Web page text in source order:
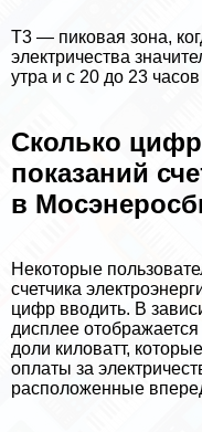
Т3 — пиковая зона,
электричества
утра и с 20 до 23
Сколько
показаний
в
Некоторые
счетчика
цифр вводить. В
дисплее
доли киловатт,
оплаты за
расположенные